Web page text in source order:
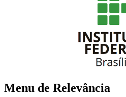
Menu de Relevância